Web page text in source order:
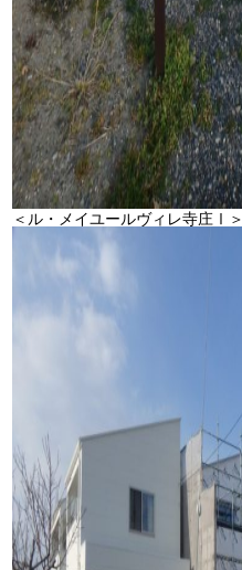
＜ル・メイユールヴィレ寺庄Ⅰ＞